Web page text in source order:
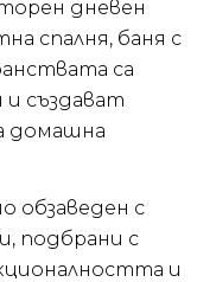
дневен
спалня, баня с
са
и създават
домашна
обзаведен с
подбрани с
и